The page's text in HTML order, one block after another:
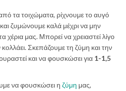
τα τοιχώματα, ρίχνουμε το αυγό
ζυμώνουμε καλά μέχρι να μην
χέρια μας. Μπορεί να χρειαστεί λίγο
κολλάει. Σκεπάζουμε τη ζύμη και την
και να φουσκώσει για 1-1,5
να φουσκώσει η ζύμη μας,